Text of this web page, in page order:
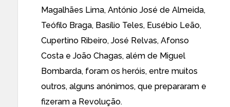
Magalhães Lima, António José de Almeida,
Teófilo Braga, Basílio Teles, Eusébio Leão,
Cupertino Ribeiro, José Relvas, Afonso
Costa e João Chagas, além de Miguel
Bombarda, foram os heróis, entre muitos
outros, alguns anónimos, que prepararam e
fizeram a Revolução.